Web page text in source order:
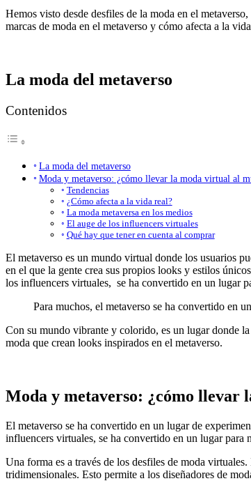
Hemos visto desde desfiles de la moda en el
marcas de moda en el metaverso y cómo afecta a la
La moda del metaverso
Contenidos
La moda del metaverso
Moda y metaverso: ¿cómo llevar la moda virtual al
Tendencias
¿Cómo afecta a la vida real?
La moda metaversa en los medios
El auge de los influencers virtuales
Qué hay que tener en cuenta al comprar
El metaverso es un mundo virtual donde los usuarios
en el que la gente crea sus propios looks y estilos
los influencers virtuales, se ha convertido en un lugar
Para muchos, el metaverso se ha convertido en
Con su mundo vibrante y colorido, es un lugar donde
moda que crean looks inspirados en el metaverso.
Moda y metaverso: ¿cómo llevar
El metaverso se ha convertido en un lugar de
influencers virtuales, se ha convertido en un lugar para
Una forma es a través de los desfiles de moda
tridimensionales. Esto permite a los diseñadores de